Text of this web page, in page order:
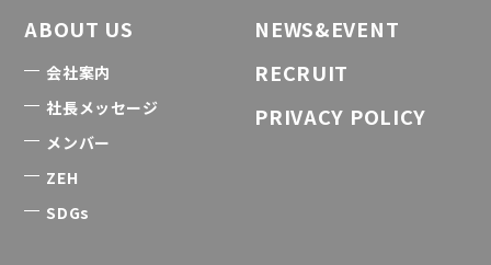
ABOUT US
会社案内
社長メッセージ
メンバー
ZEH
SDGs
NEWS&EVENT
RECRUIT
PRIVACY POLICY